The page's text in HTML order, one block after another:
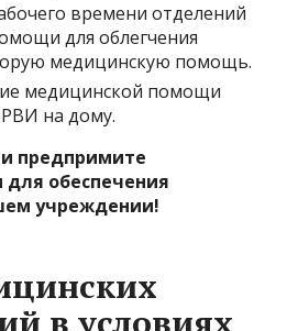
времени отделений
для облегчения
медицинскую помощь.
медицинской помощи
на дому.
предпримите
обеспечения
учреждении!
в условиях